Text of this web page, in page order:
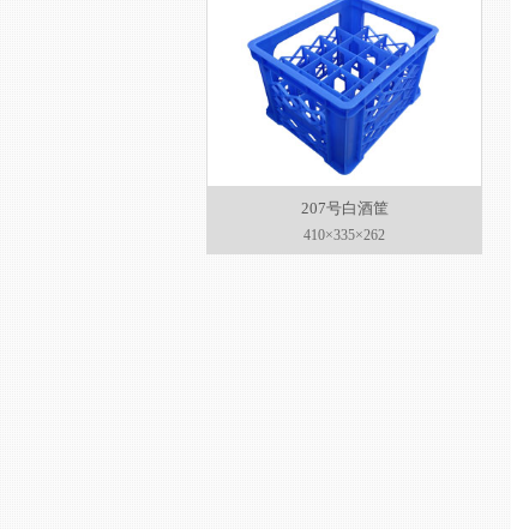
207号白酒筐
410×335×262